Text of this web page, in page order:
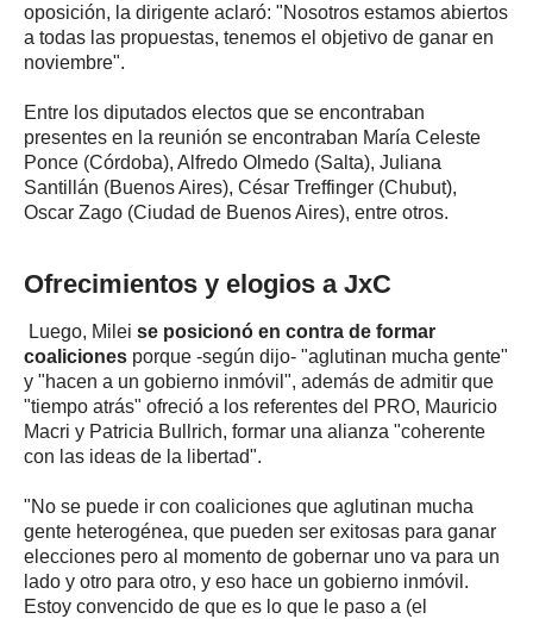
oposición, la dirigente aclaró: "Nosotros estamos abiertos
a todas las propuestas, tenemos el objetivo de ganar en
noviembre".
Entre los diputados electos que se encontraban
presentes en la reunión se encontraban María Celeste
Ponce (Córdoba), Alfredo Olmedo (Salta), Juliana
Santillán (Buenos Aires), César Treffinger (Chubut),
Oscar Zago (Ciudad de Buenos Aires), entre otros.
Ofrecimientos y elogios a JxC
Luego, Milei se posicionó en contra de formar
coaliciones porque -según dijo- "aglutinan mucha gente"
y "hacen a un gobierno inmóvil", además de admitir que
"tiempo atrás" ofreció a los referentes del PRO, Mauricio
Macri y Patricia Bullrich, formar una alianza "coherente
con las ideas de la libertad".
"No se puede ir con coaliciones que aglutinan mucha
gente heterogénea, que pueden ser exitosas para ganar
elecciones pero al momento de gobernar uno va para un
lado y otro para otro, y eso hace un gobierno inmóvil.
Estoy convencido de que es lo que le paso a (el